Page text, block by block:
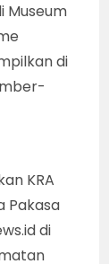
Museum
di
KRA
Pakasa
di